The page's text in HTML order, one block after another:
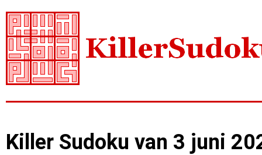
Killer Sudoku van 3 juni